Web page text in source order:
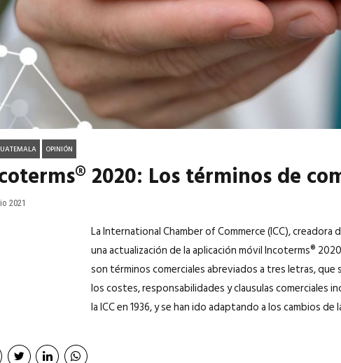
OPINIÓN
2020: Los términos de
2021
La International Chamber of Commerce (ICC),
una actualización de la aplicación móvil Incoterms®
son términos comerciales abreviados a tres letras, que
los costes, responsabilidades y clausulas comerciales
la ICC en 1936, y se han ido adaptando a los cambios de